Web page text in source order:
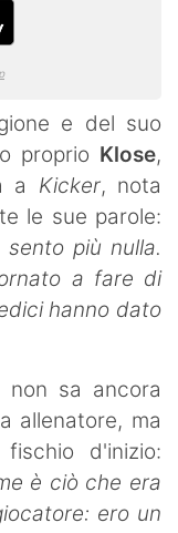
e del suo
proprio Klose,
a Kicker, nota
le sue parole:
più nulla.
a fare di
hanno dato
non sa ancora
allenatore, ma
d'inizio:
è ciò che era
ero un